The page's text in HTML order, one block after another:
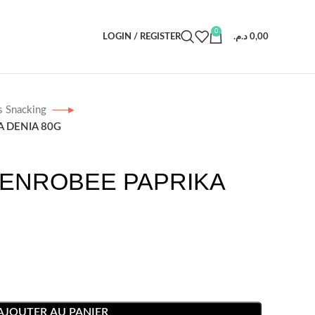
LOGIN / REGISTER
0
0,00 د.م.
Snacking
DENIA 80G
PAPRIKA
AU PANIER